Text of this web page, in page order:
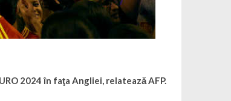
2024 în faţa Angliei, relatează AFP.